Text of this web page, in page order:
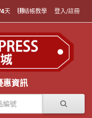
天 結帳教學 登入/註冊
惠資訊